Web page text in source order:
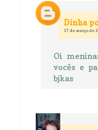
Dinha
17 de março de
Oi
vocês e
bjkas